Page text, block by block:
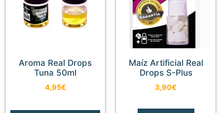
Aroma Real Drops
Tuna 50ml
4,95€
Maíz Artificial Real
Drops S-Plus
3,90€